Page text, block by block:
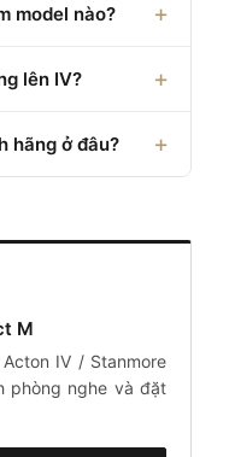
model nào?
lên IV?
hãng ở đâu?
M
IV / Stanmore
phòng nghe và đặt